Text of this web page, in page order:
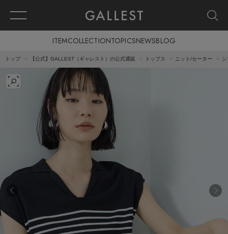
ITEMCOLLECTIONTOPICSNEWSBLOG
トップ 【公式】GALLEST（ギャレスト）の公式通販 トップス ニット/セーター